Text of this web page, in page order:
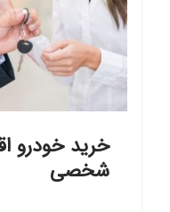
خرید خودرو
شخصی